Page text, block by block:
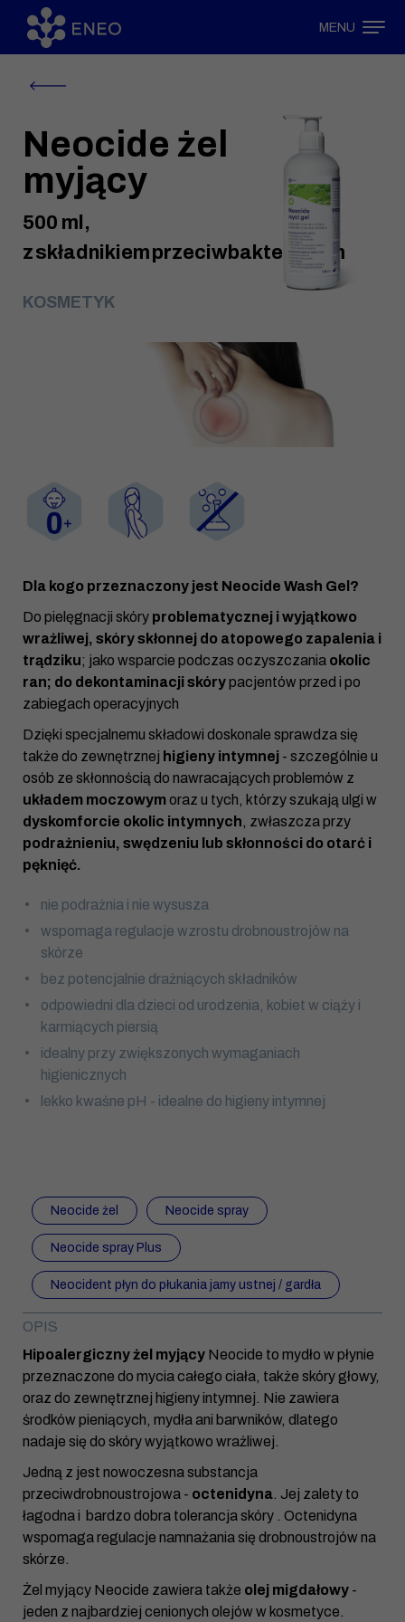
MENU
Neocide żel
myjący
500 ml,
z składnikiem przeciwbakteryjnym
KOSMETYK
Dla kogo przeznaczony jest Neocide Wash Gel?
Do pielęgnacji skóry problematycznej i wyjątkowo
wrażliwej, skóry skłonnej do atopowego zapalenia i
trądziku; jako wsparcie podczas oczyszczania okolic
ran; do dekontaminacji skórypacjentów przed i po
zabiegach operacyjnych
Dzięki specjalnemu składowi doskonale sprawdza się
także do zewnętrznej higieny intymnej - szczególnie u
osób ze skłonnością do nawracających problemów z
układem moczowymoraz u tych, którzy szukają ulgi w
dyskomforcie okolic intymnych, zwłaszcza przy
podrażnieniu, swędzeniu lub skłonności do otarć i
pęknięć.
nie podrażnia i nie wysusza
wspomaga regulacje wzrostu drobnoustrojów na
skórze
bez potencjalnie drażniących składników
odpowiedni dla dzieci od urodzenia, kobiet w ciąży i
karmiących piersią
idealny przy zwiększonych wymaganiach
higienicznych
lekko kwaśne pH - idealne do higieny intymnej
Neocide żel Neocide spray
Neocide spray Plus
Neocident płyn do płukania jamy ustnej / gardła
OPIS
Hipoalergiczny żel myjący Neocide to mydło w płynie
przeznaczone do mycia całego ciała, także skóry głowy,
oraz do zewnętrznej higieny intymnej. Nie zawiera
środków pieniących, mydła ani barwników, dlatego
nadaje się do skóry wyjątkowo wrażliwej.
Jedną z jest nowoczesna substancja
przeciwdrobnoustrojowa - octenidyna. Jej zalety to
łagodna i bardzo dobra tolerancja skóry . Octenidyna
wspomaga regulacje namnażania się drobnoustrojów na
skórze.
Żel myjący Neocide zawiera także olej migdałowy -
jeden z najbardziej cenionych olejów w kosmetyce.